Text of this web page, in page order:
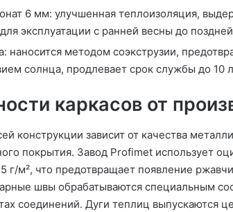
6 мм: улучшенная теплоизоляция,
эксплуатации с ранней весны до
наносится методом соэкструзии,
солнца, продлевает срок службы до 10
каркасов от
конструкции зависит от качества
покрытия. Завод Profimet использует
г/м², что предотвращает появление
швы обрабатываются специальным
соединений. Дуги теплиц выпускаются